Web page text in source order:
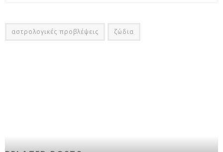
αστρολογικές προβλέψεις ζώδια